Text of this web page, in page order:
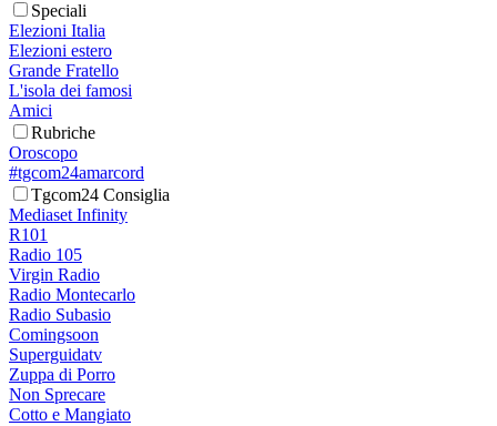
Speciali
Elezioni Italia
Elezioni estero
Grande Fratello
L'isola dei famosi
Amici
Rubriche
Oroscopo
#tgcom24amarcord
Tgcom24 Consiglia
Mediaset Infinity
R101
Radio 105
Virgin Radio
Radio Montecarlo
Radio Subasio
Comingsoon
Superguidatv
Zuppa di Porro
Non Sprecare
Cotto e Mangiato